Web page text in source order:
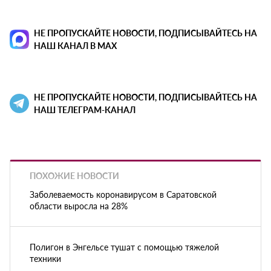
НЕ ПРОПУСКАЙТЕ НОВОСТИ, ПОДПИСЫВАЙТЕСЬ НА
НАШ КАНАЛ В MAX
НЕ ПРОПУСКАЙТЕ НОВОСТИ, ПОДПИСЫВАЙТЕСЬ НА
НАШ ТЕЛЕГРАМ-КАНАЛ
ПОХОЖИЕ НОВОСТИ
Заболеваемость коронавирусом в Саратовской
области выросла на 28%
Полигон в Энгельсе тушат с помощью тяжелой
техники